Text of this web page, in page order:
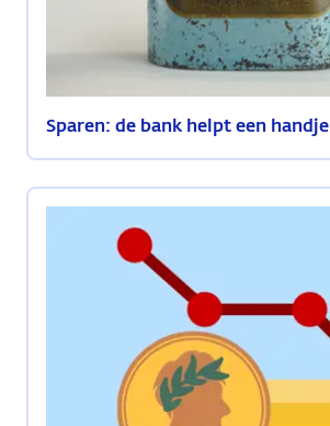
Sparen: de bank helpt een handje